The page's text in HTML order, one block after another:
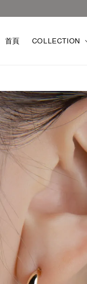
首頁 COLLECTION